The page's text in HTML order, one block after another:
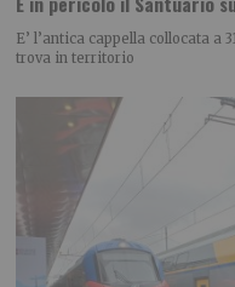
E’ l’antica cappella collocata a
trova in territorio